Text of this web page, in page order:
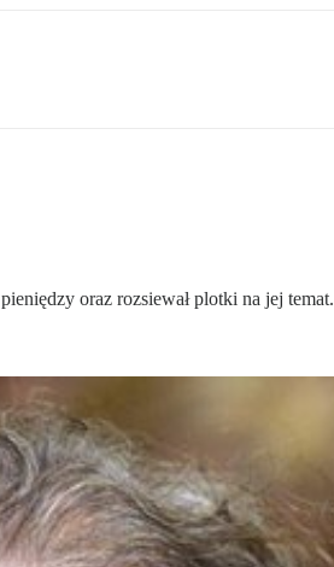
oraz rozsiewał plotki na jej temat.